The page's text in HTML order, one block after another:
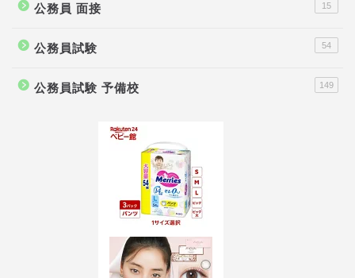
公務員 面接 15
公務員試験 54
公務員試験 予備校 149